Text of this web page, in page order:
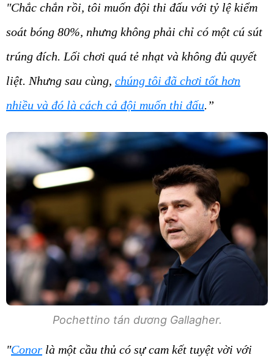
"Chắc chắn rồi, tôi muốn đội thi đấu với tỷ lệ kiểm
soát bóng 80%, nhưng không phải chỉ có một cú sút
trúng đích. Lối chơi quá tẻ nhạt và không đủ quyết
liệt. Nhưng sau cùng, chúng tôi đã chơi tốt hơn
nhiều và đó là cách cả đội muốn thi đấu.”
Pochettino tán dương Gallagher.
"Conor là một cầu thủ có sự cam kết tuyệt vời với